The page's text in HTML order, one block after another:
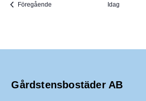
FöregåendeEvenemang Idag
Gårdstensbostäder AB